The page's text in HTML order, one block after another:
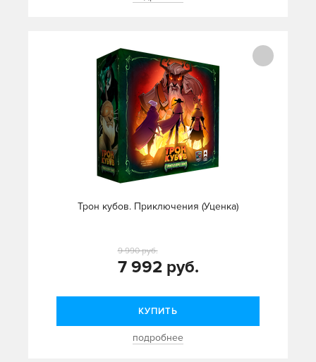
Трон кубов. Приключения (Уценка)
7 992 руб.
9 990 руб.
КУПИТЬ
подробнее